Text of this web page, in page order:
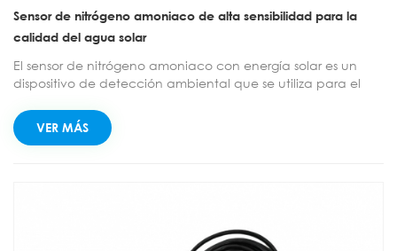
Sensor de nitrógeno amoniaco de alta sensibilidad para la
calidad del agua solar
El sensor de nitrógeno amoniaco con energía solar es un
dispositivo de detección ambiental que se utiliza para el
amoniaco en cuerpos de agua. Alimentado por células
solares eficientes, elimina por completo las limitaciones de
mantenimiento para la calidad del agua en áreas como el
VER MÁS